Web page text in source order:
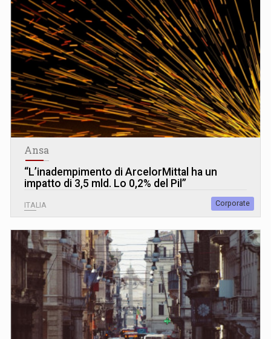
Ansa
“L’inadempimento di ArcelorMittal ha un
impatto di 3,5 mld. Lo 0,2% del Pil”
ITALIA Corporate